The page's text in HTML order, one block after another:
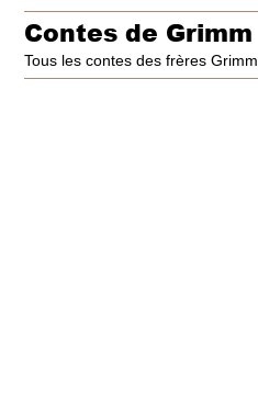
Contes de Grimm
Tous les contes des frères Grimm